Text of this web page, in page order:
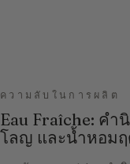
ความลับในการผลิต
Eau Fraîche: คำ
โลญ และน้ำหอม